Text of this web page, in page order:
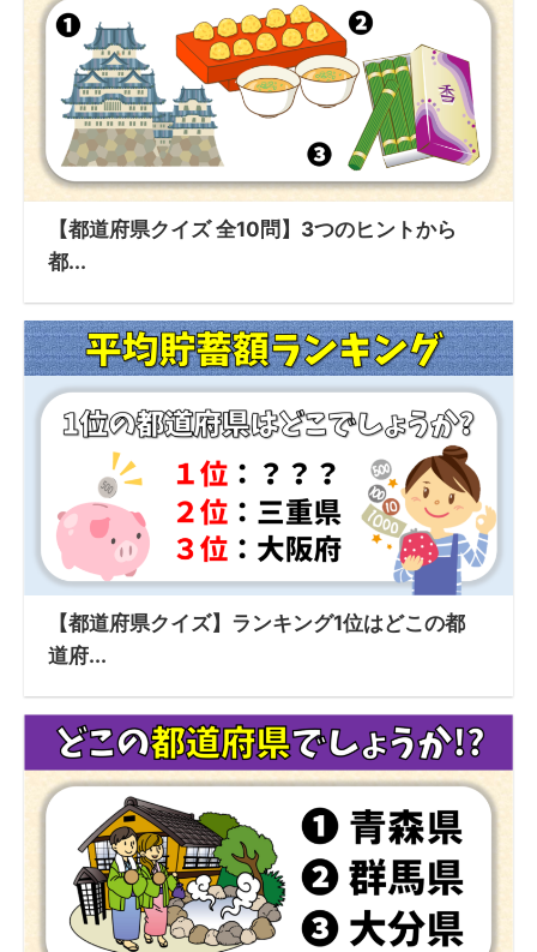
【都道府県クイズ 全10問】3つのヒントから
都...
【都道府県クイズ】ランキング1位はどこの都
道府...